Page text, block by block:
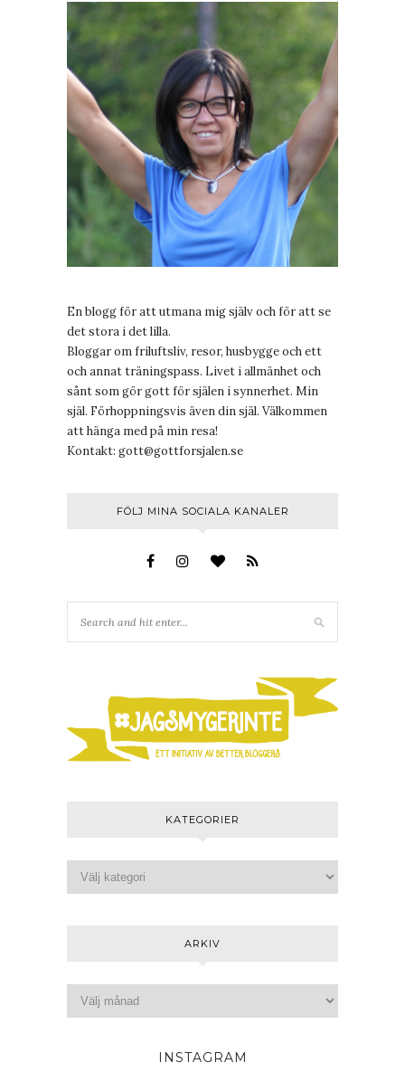
En blogg för att utmana mig själv och för att se
det stora i det lilla.
Bloggar om friluftsliv, resor, husbygge och ett
och annat träningspass. Livet i allmänhet och
sånt som gör gott för själen i synnerhet. Min
själ. Förhoppningsvis även din själ. Välkommen
att hänga med på min resa!
Kontakt: gott@gottforsjalen.se
FÖLJ MINA SOCIALA KANALER
KATEGORIER
ARKIV
INSTAGRAM